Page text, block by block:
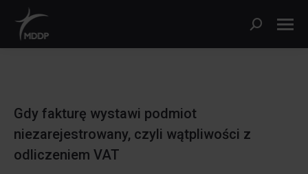
Szukaj:
Gdy fakturę wystawi podmiot
niezarejestrowany, czyli wątpliwości z
odliczeniem VAT